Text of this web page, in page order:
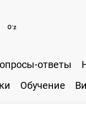
Oʻz
ответы
Обучение